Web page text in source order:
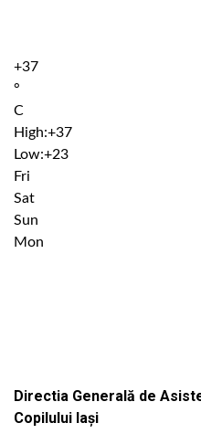
+37
°
C
High:+37
Low:+23
Fri
Sat
Sun
Mon
Directia Generală de
Copilului Iași